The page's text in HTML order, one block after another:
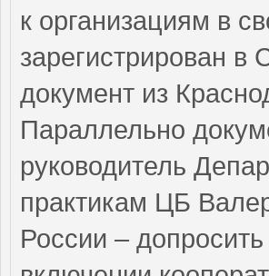
к организациям в
зарегистрирован в
документ из
Параллельно
руководитель
практикам ЦБ
России –